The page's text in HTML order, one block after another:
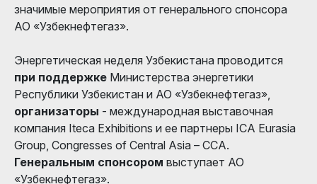
значимые мероприятия от генерального спонсора
АО «Узбекнефтегаз».
Энергетическая неделя Узбекистана проводится
при поддержке Министерства энергетики
Республики Узбекистан и АО «Узбекнефтегаз»,
организаторы - международная выставочная
компания Iteca Exhibitions и ее партнеры ICA Eurasia
Group, Congresses of Central Asia – CCA.
Генеральным спонсором выступает АО
«Узбекнефтегаз».